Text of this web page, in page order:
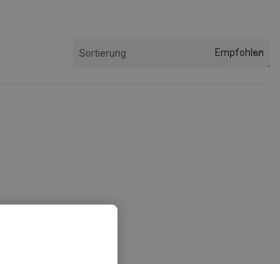
Sortierung Empfohlen